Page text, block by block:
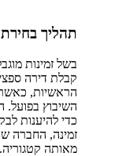
תהליך בחירת
בשל זמינות
קבלת דירה
הראשיות, כאשר
השיבוץ בפועל.
כדי להיענות
זמינה, החברה
מאותה קטגוריה.